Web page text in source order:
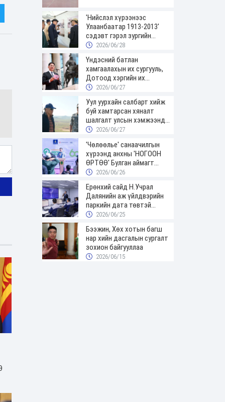
'Нийслэл хүрээнээс
Улаанбаатар 1913-2013'
сэдэвт гэрэл зургийн
үзэсгэлэнгээр зочиллоо
2026/06/28
Үндэсний батлан
хамгаалахын их сургууль,
Дотоод хэргийн их
сургуулийн төгсөгчид
авлаа
2026/06/27
Уул уурхайн салбарт хийж
буй хамтарсан хяналт
шалгалт улсын хэмжээнд
үргэлжилж байна
2026/06/27
'Чөлөөлье' санаачилгын
хүрээнд анхны 'НОГООН
ӨРТӨӨ' Булган аймагт
нээгдлээ
2026/06/26
Ерөнхий сайд Н.Учрал
Далянийн аж үйлдвэрийн
паркийн дата төвтэй
танилцав
2026/06/25
Бээжин, Хөх хотын багш
нар хийн дасгалын сургалт
зохион байгууллаа
2026/06/15